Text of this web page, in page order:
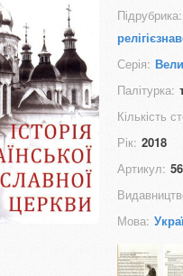
Підрубрика:
Серія:
Палітурка:
Кількість
Рік: 2018
Артикул:
Мова: